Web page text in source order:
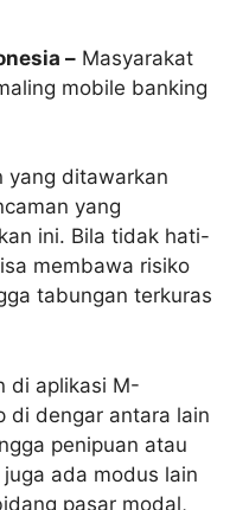
– Masyarakat
mobile banking
yang ditawarkan
yang
ini. Bila tidak hati-
membawa risiko
tabungan terkuras
di aplikasi M-
di dengar antara lain
penipuan atau
ada modus lain
pasar modal,